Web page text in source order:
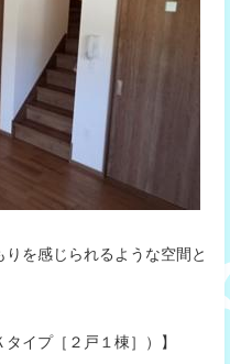
を感じられるような空間と
イプ［２戸１棟］）】